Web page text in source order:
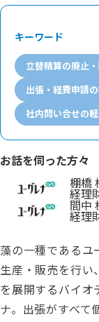
キーワード
立替精算の廃止
出張・経費申請
社内問い合せの
お話を伺った方々
棚橋
経理
間中
経理
藻の一種であるユ
生産・販売を行い
を展開するバイオ
ナ。出張がすべて